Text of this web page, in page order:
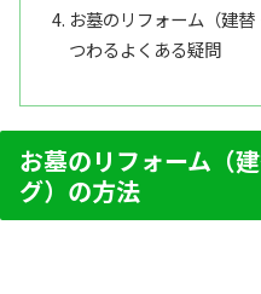
お墓のリフォーム（建
つわるよくある疑問
お墓のリフォーム（
グ）の方法